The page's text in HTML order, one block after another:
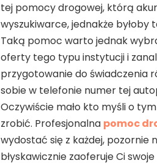
tej pomocy drogowej, którą
wyszukiwarce, jednakże
Taką pomoc warto jednak
oferty tego typu instytucji i
przygotowanie do świadczenia
sobie w telefonie numer tej
Oczywiście mało kto myśli o
zrobić. Profesjonalna pomoc
wydostać się z każdej, pozornie
błyskawicznie zaoferuje Ci